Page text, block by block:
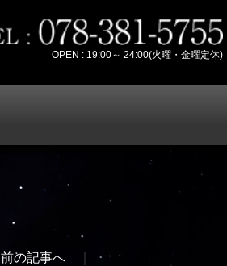
OPEN : 19:00～ 24:00(火曜・金曜定休)
前の記事へ ｜